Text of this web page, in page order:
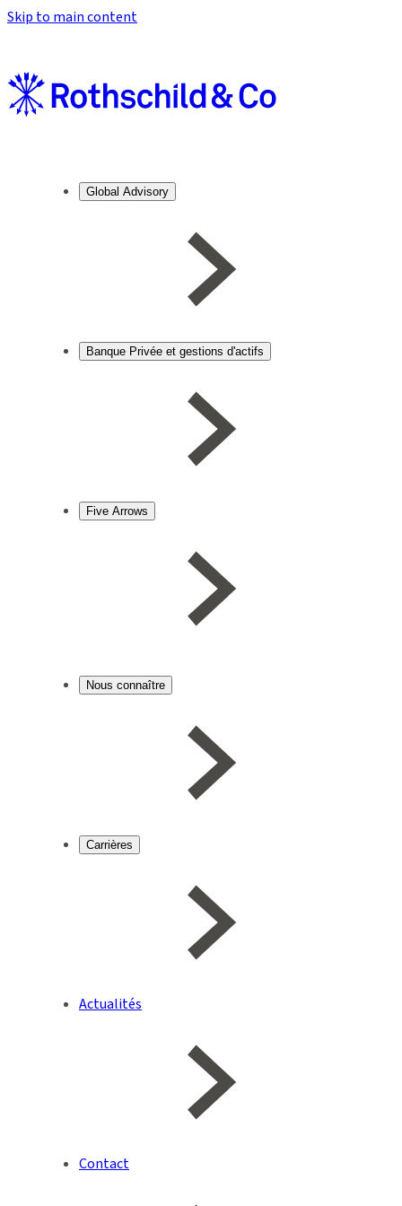
Skip to main content
Global Advisory
Banque Privée et gestions d'actifs
Five Arrows
Nous connaître
Carrières
Actualités
Contact